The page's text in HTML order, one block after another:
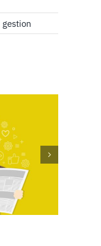
gestion